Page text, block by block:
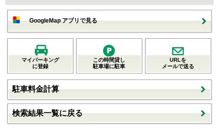
GoogleMap アプリで見る
マイパーキング
に登録
この時間貸し
駐車場に駐車
URLを
メールで送る
駐車料金計算
検索結果一覧に戻る